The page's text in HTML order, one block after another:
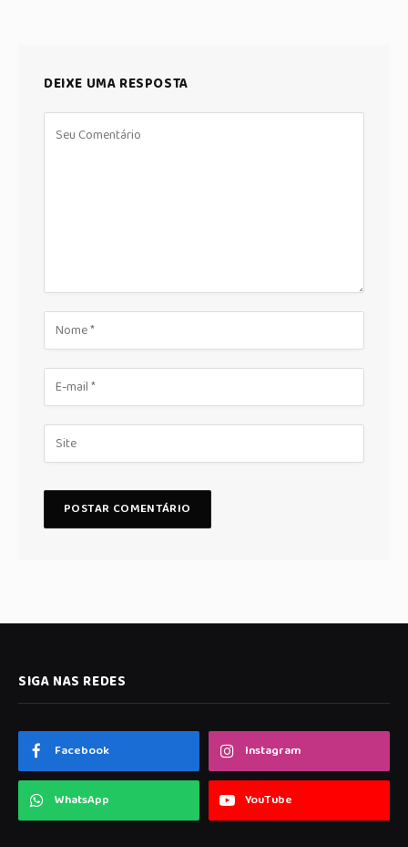
DEIXE UMA RESPOSTA
SIGA NAS REDES
Facebook Instagram
WhatsApp YouTube